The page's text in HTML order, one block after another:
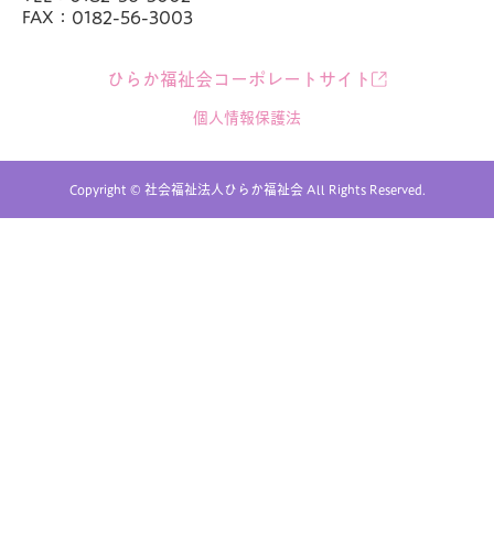
FAX：0182-56-3003
ひらか福祉会コーポレートサイト
個人情報保護法
Copyright © 社会福祉法人ひらか福祉会 All Rights Reserved.